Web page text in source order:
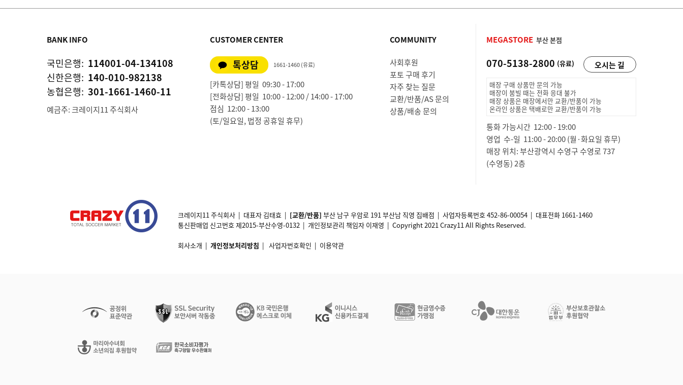
BANK INFO
국민은행: 114001-04-134108
신한은행: 140-010-982138
농협은행: 301-1661-1460-11
예금주: 크레이지11 주식회사
CUSTOMER CENTER
톡상담 1661-1460 (유료)
[카톡상담] 평일 09:30 - 17:00
[전화상담] 평일 10:00 - 12:00 / 14:00 - 17:00
점심 12:00 - 13:00
(토/일요일, 법정 공휴일 휴무)
COMMUNITY
사회후원
포토 구매 후기
자주 찾는 질문
교환/반품/AS 문의
상품/배송 문의
MEGASTORE 부산 본점
070-5138-2800 (유료) 오시는 길
매장 구매 상품만 문의 가능
매장이 붐빌 때는 전화 응대 불가
매장 상품은 매장에서만 교환/반품이 가능
온라인 상품은 택배로만 교환/반품이 가능
통화 가능시간 12:00 - 19:00
영업 수-일 11:00 - 20:00 (월·화요일 휴무)
매장 위치: 부산광역시 수영구 수영로 737
(수영동) 2층
크레이지11 주식회사 | 대표자 김태효 | [교환/반품] 부산 남구 우암로 191 부산남 직영 집배점 | 사업자등록번호452-86-00054 | 대표전화 1661-1460
통신판매업 신고번호 제2015-부산수영-0132 | 개인정보관리 책임자 이재영 | Copyright 2021 Crazy11 All Rights Reserved.
회사소개 | 개인정보처리방침 | 사업자번호확인 | 이용약관